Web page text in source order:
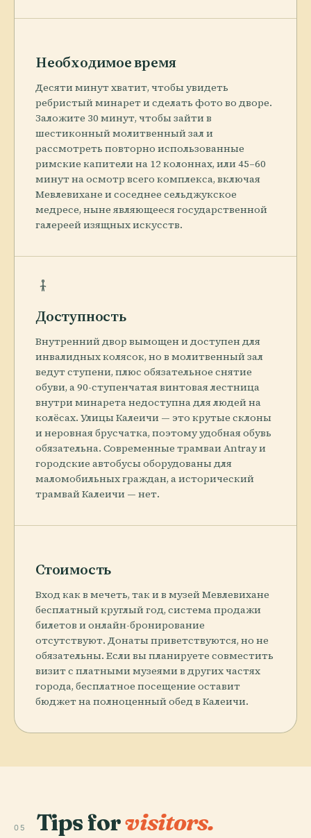
Необходимое время
Десяти минут хватит, чтобы увидеть
ребристый минарет и сделать фото во дворе.
Заложите 30 минут, чтобы зайти в
шестиконный молитвенный зал и
рассмотреть повторно использованные
римские капители на 12 колоннах, или 45–60
минут на осмотр всего комплекса, включая
Мевлевихане и соседнее сельджукское
медресе, ныне являющееся государственной
галереей изящных искусств.
Доступность
Внутренний двор вымощен и доступен для
инвалидных колясок, но в молитвенный зал
ведут ступени, плюс обязательное снятие
обуви, а 90-ступенчатая винтовая лестница
внутри минарета недоступна для людей на
колёсах. Улицы Калеичи — это крутые склоны
и неровная брусчатка, поэтому удобная обувь
обязательна. Современные трамваи Antray и
городские автобусы оборудованы для
маломобильных граждан, а исторический
трамвай Калеичи — нет.
Стоимость
Вход как в мечеть, так и в музей Мевлевихане
бесплатный круглый год, система продажи
билетов и онлайн-бронирование
отсутствуют. Донаты приветствуются, но не
обязательны. Если вы планируете совместить
визит с платными музеями в других частях
города, бесплатное посещение оставит
бюджет на полноценный обед в Калеичи.
05 Tips forvisitors.